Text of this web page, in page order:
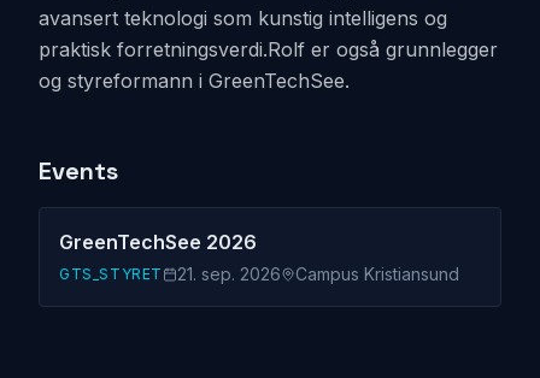
avansert teknologi som kunstig intelligens og
praktisk forretningsverdi.Rolf er også grunnlegger
og styreformann i GreenTechSee.
Events
GreenTechSee 2026
GTS_STYRET 21. sep. 2026 Campus Kristiansund